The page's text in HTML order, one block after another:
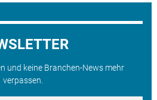
und keine Branchen-News mehr
verpassen.